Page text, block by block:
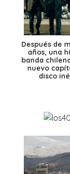
Después de
años, una
banda
nuevo
disco